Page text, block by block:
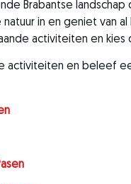
Brabantse landschap
in en geniet van
activiteiten en
activiteiten en beleef